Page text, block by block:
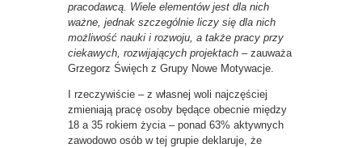
pracodawcą. Wiele elementów jest dla nich
ważne, jednak szczególnie liczy się dla nich
możliwość nauki i rozwoju, a także pracy przy
ciekawych, rozwijających projektach – zauważa
Grzegorz Święch z Grupy Nowe Motywacje.
I rzeczywiście – z własnej woli najczęściej
zmieniają pracę osoby będące obecnie między
18 a 35 rokiem życia – ponad 63% aktywnych
zawodowo osób w tej grupie deklaruje, że